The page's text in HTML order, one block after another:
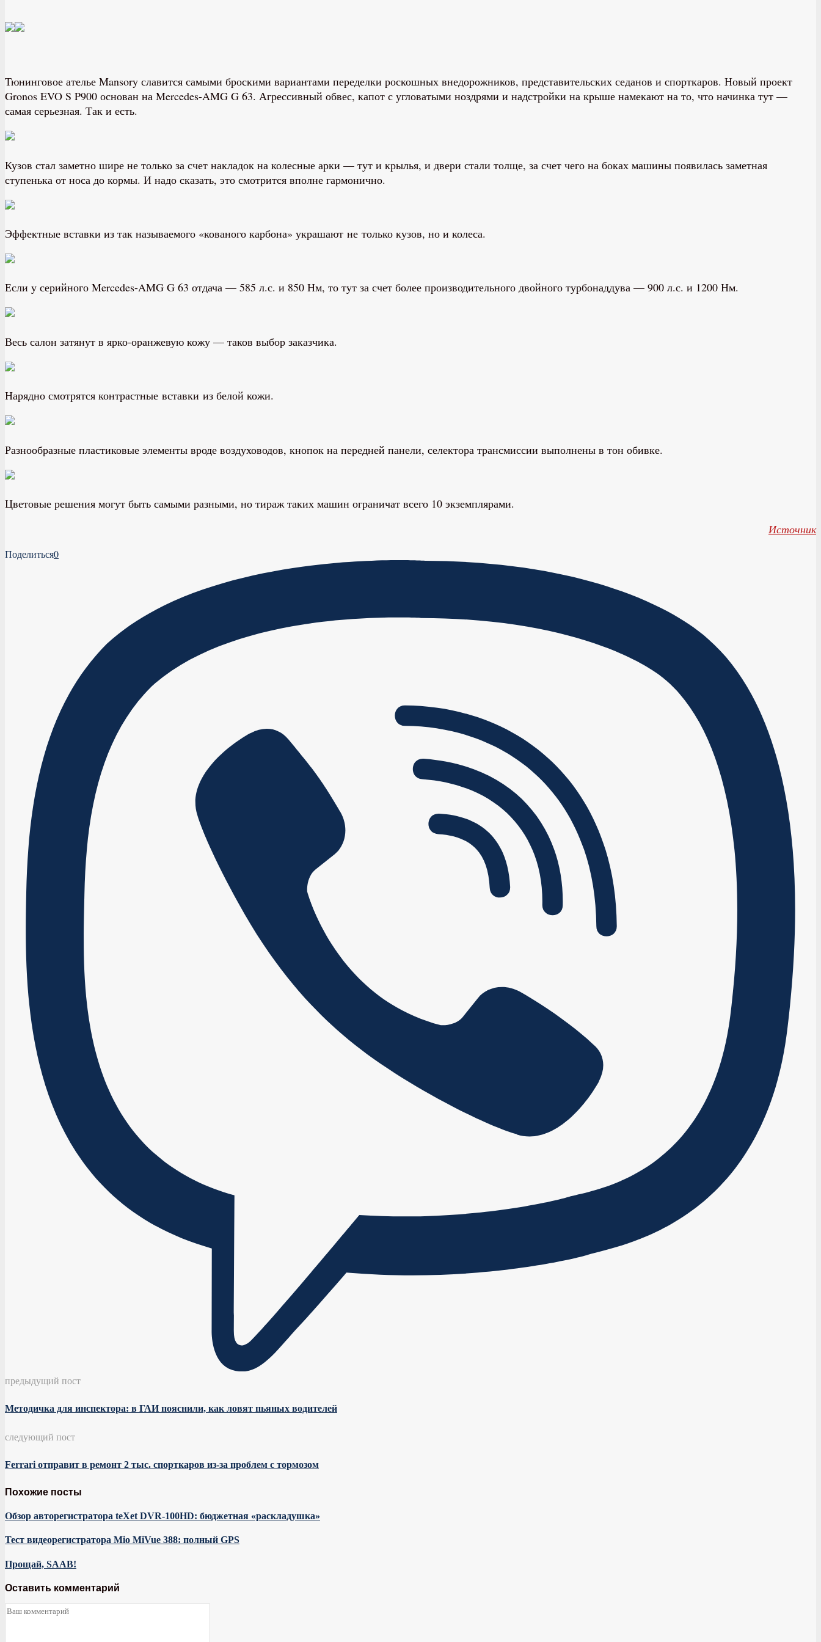
Тюнинговое ателье Mansory славится самыми броскими вариантами переделки роскошных внедорожников, представительских седанов и спорткаров. Новый проект
Gronos EVO S P900 основан на Mercedes-AMG G 63. Агрессивный обвес, капот с угловатыми ноздрями и надстройки на крыше намекают на то, что начинка тут —
самая серьезная. Так и есть.
Кузов стал заметно шире не только за счет накладок на колесные арки — тут и крылья, и двери стали толще, за счет чего на боках машины появилась заметная
ступенька от носа до кормы. И надо сказать, это смотрится вполне гармонично.
Эффектные вставки из так называемого «кованого карбона» украшают не только кузов, но и колеса.
Если у серийного Mercedes-AMG G 63 отдача — 585 л.с. и 850 Нм, то тут за счет более производительного двойного турбонаддува — 900 л.с. и 1200 Нм.
Весь салон затянут в ярко-оранжевую кожу — таков выбор заказчика.
Нарядно смотрятся контрастные вставки из белой кожи.
Разнообразные пластиковые элементы вроде воздуховодов, кнопок на передней панели, селектора трансмиссии выполнены в тон обивке.
Цветовые решения могут быть самыми разными, но тираж таких машин ограничат всего 10 экземплярами.
Источник
Поделиться0
предыдущий пост
Методичка для инспектора: в ГАИ пояснили, как ловят пьяных водителей
следующий пост
Ferrari отправит в ремонт 2 тыс. спорткаров из-за проблем с тормозом
Похожие посты
Обзор авторегистратора teXet DVR-100HD: бюджетная «раскладушка»
Тест видеорегистратора Mio MiVue 388: полный GPS
Прощай, SAAB!
Оставить комментарий